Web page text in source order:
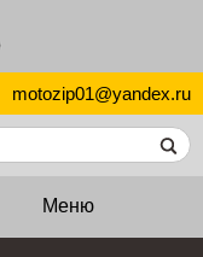
motozip01@yandex.ru
Меню